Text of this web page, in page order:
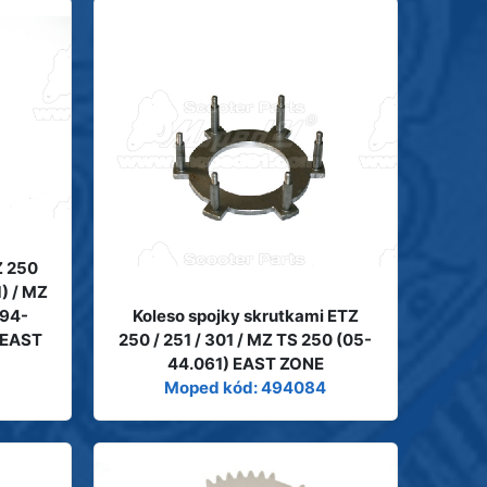
250
/ MZ
Koleso spojky skrutkami ETZ
250 / 251 / 301 / MZ TS 250 (05-
44.061) EAST ZONE
Moped kód: 494084